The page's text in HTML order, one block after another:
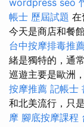
wordpress seo
帳士 歷屆試題 在
今天是商店和餐
台中按摩排毒推
緒是獨特的，通
巡遊主要是歐洲
按摩推薦 記帳士
和北美流行，只
摩 腳底按摩課程